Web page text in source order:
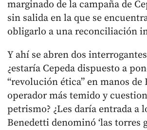
marginado de la campaña de
sin salida en la que se
obligarlo a una reconciliación
Y ahí se abren dos
¿estaría Cepeda dispuesto a
“revolución ética” en manos de
operador más temido y
petrismo? ¿Les daría entrada a
Benedetti denominó ‘las torres